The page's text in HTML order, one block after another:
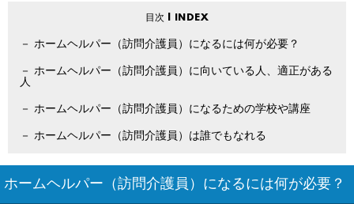
ホームヘルパー（訪問介護員）になるには何が必要？
ホームヘルパー（訪問介護員）に向いている人、適正がある
人
ホームヘルパー（訪問介護員）になるための学校や講座
ホームヘルパー（訪問介護員）は誰でもなれる
ホームヘルパー（訪問介護員）になるには何が必要？